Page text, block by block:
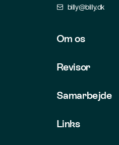
billy@billy.dk
Om os
Jobs
Revisor
Samarbejde
Links